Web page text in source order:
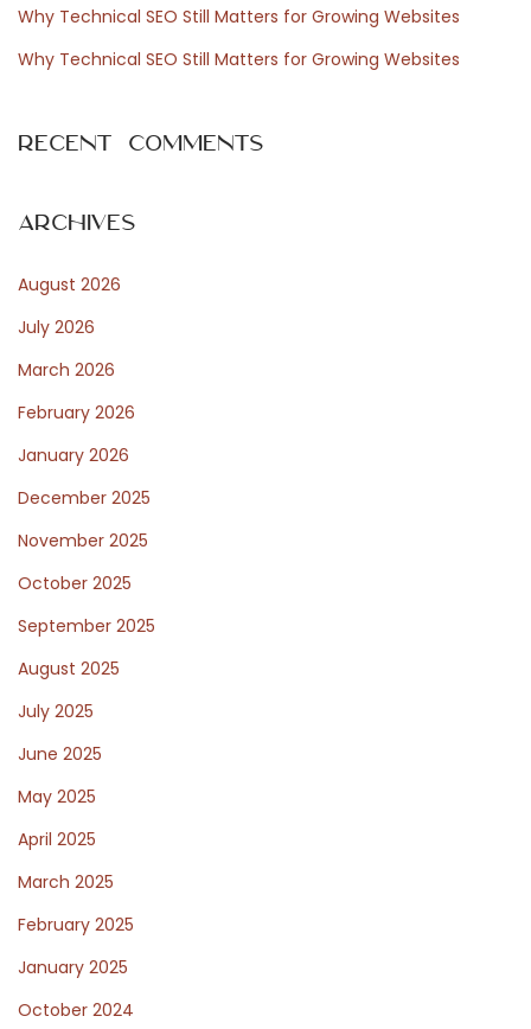
r
O
n
n
L
e
n
B
i
c
T
r
m
y
n
a
c
:Why Technical SEO Still Matters for Growing Websites
Why Technical SEO Still Matters for Growing Websites
Recent Comments
Archives
August 2026
July 2026
March 2026
February 2026
January 2026
December 2025
November 2025
October 2025
September 2025
August 2025
July 2025
June 2025
May 2025
April 2025
March 2025
February 2025
January 2025
October 2024